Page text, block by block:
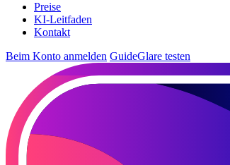
Preise
KI-Leitfaden
Kontakt
Beim Konto anmelden GuideGlare testen